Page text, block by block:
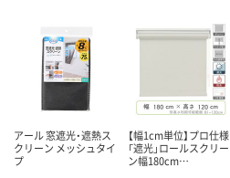
アール 窓遮光・遮熱ス
クリーン メッシュタイ
プ
【幅1cm単位】プロ仕様
「遮光」ロールスクリー
ン幅180cm…